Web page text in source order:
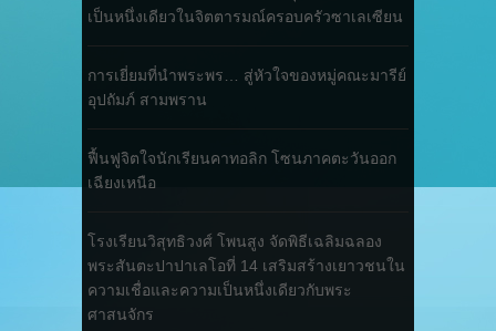
เป็นหนึ่งเดียวในจิตตารมณ์ครอบครัวซาเลเซียน
การเยี่ยมที่นำพระพร… สู่หัวใจของหมู่คณะมารีย์
อุปถัมภ์ สามพราน
ฟื้นฟูจิตใจนักเรียนคาทอลิก โซนภาคตะวันออก
เฉียงเหนือ
โรงเรียนวิสุทธิวงศ์ โพนสูง จัดพิธีเฉลิมฉลอง
พระสันตะปาปาเลโอที่ 14 เสริมสร้างเยาวชนใน
ความเชื่อและความเป็นหนึ่งเดียวกับพระ
ศาสนจักร